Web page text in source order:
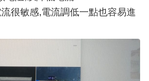
很敏感,電流調低一點也容易進